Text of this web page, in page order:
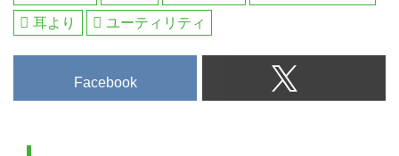
耳より
ユーティリティ
Facebook